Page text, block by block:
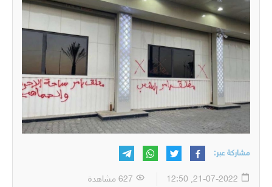
مشاركة عبر: